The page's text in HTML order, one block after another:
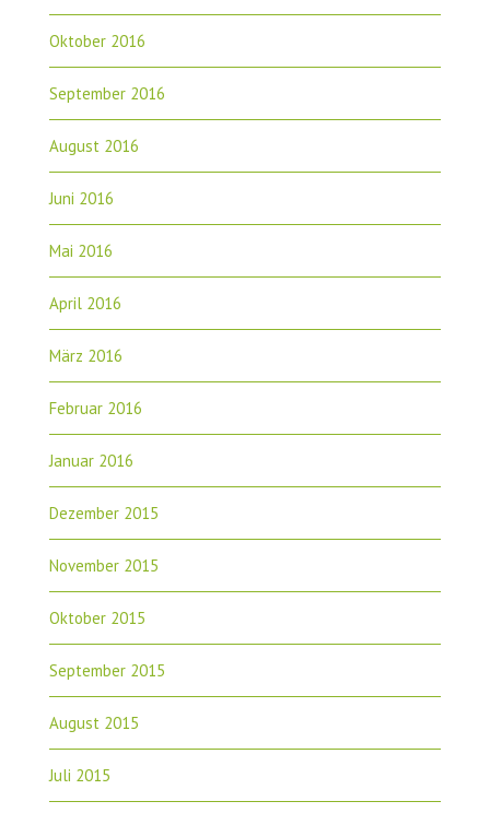
Oktober 2016
September 2016
August 2016
Juni 2016
Mai 2016
April 2016
März 2016
Februar 2016
Januar 2016
Dezember 2015
November 2015
Oktober 2015
September 2015
August 2015
Juli 2015